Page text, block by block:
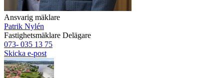
Ansvarig mäklare
Patrik Nylén
Fastighetsmäklare Delägare
073- 035 13 75
Skicka e-post